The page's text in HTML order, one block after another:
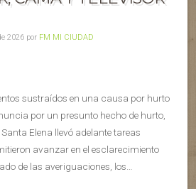
2026 por FM MI CIUDAD
sustraídos en una causa por hurto
por un presunto hecho de hurto,
Elena llevó adelante tareas
avanzar en el esclarecimiento
de las averiguaciones, los…